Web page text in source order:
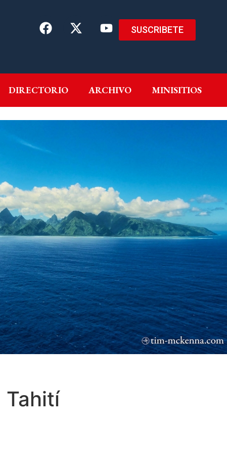
SUSCRIBETE
DIRECTORIO ARCHIVO MINISITIOS
GENEROS DIRECTORIO ARCHIVO MINISITIOS
Tahití